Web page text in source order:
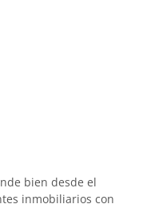
bien desde el
inmobiliarios con